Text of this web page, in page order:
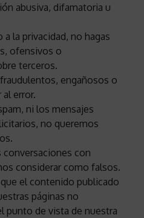
abusiva, difamatoria u
a la privacidad, no hagas
ofensivos o
terceros.
engañosos o
error.
ni los mensajes
no queremos
con
considerar como falsos.
el contenido publicado
páginas no
punto de vista de nuestra